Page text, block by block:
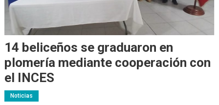
14 beliceños se graduaron en
plomería mediante cooperación con
el INCES
Noticias